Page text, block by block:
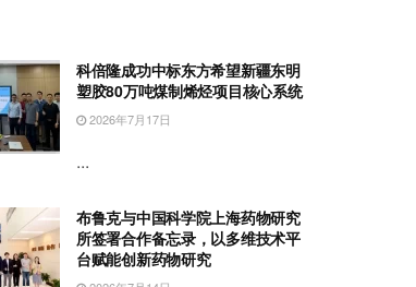
科倍隆成功中标东方希望新疆东明
塑胶80万吨煤制烯烃项目核心系统
2026年7月17日
...
布鲁克与中国科学院上海药物研究
所签署合作备忘录，以多维技术平
台赋能创新药物研究